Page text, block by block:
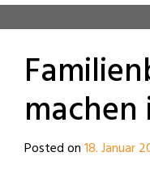
machen
Posted on18. Januar